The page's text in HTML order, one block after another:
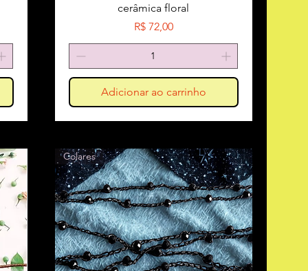
cerâmica floral
Preço
R$ 72,00
Adicionar ao carrinho
Colares